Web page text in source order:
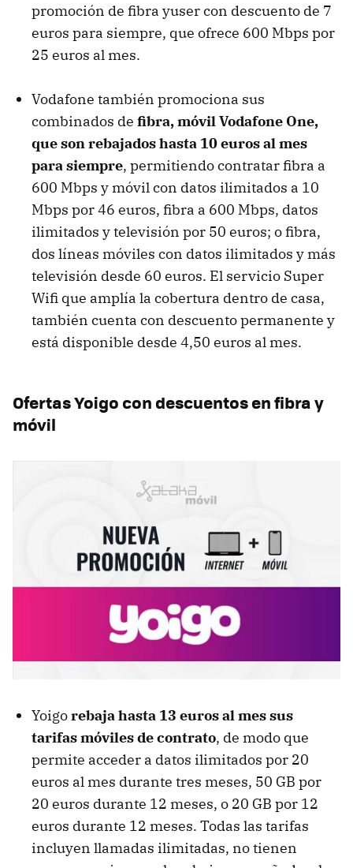
promoción de fibra yuser con descuento de 7
euros para siempre, que ofrece 600 Mbps por
25 euros al mes.
Vodafone también promociona sus
combinados de fibra, móvil Vodafone One,
que son rebajados hasta 10 euros al mes
para siempre, permitiendo contratar fibra a
600 Mbps y móvil con datos ilimitados a 10
Mbps por 46 euros, fibra a 600 Mbps, datos
ilimitados y televisión por 50 euros; o fibra,
dos líneas móviles con datos ilimitados y más
televisión desde 60 euros. El servicio Super
Wifi que amplía la cobertura dentro de casa,
también cuenta con descuento permanente y
está disponible desde 4,50 euros al mes.
Ofertas Yoigo con descuentos en fibra y
móvil
Yoigorebaja hasta 13 euros al mes sus
tarifas móviles de contrato, de modo que
permite acceder a datos ilimitados por 20
euros al mes durante tres meses, 50 GB por
20 euros durante 12 meses, o 20 GB por 12
euros durante 12 meses. Todas las tarifas
incluyen llamadas ilimitadas, no tienen